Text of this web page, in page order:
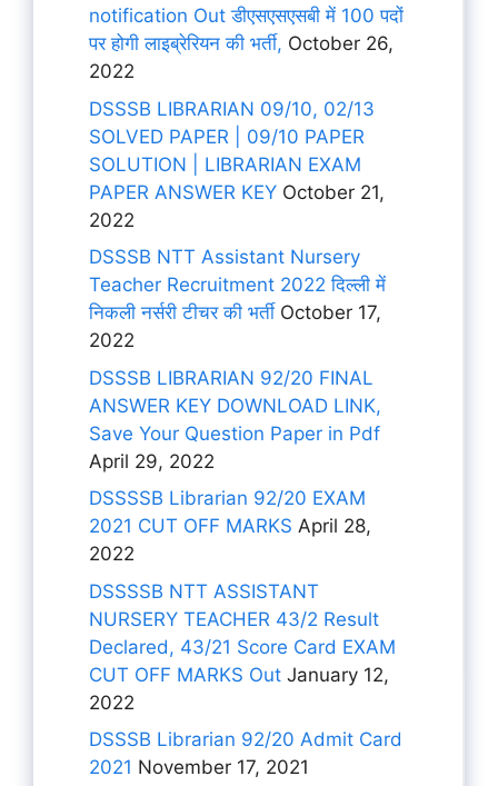
notification Out डीएसएसएसबी में 100 पदों
पर होगी लाइब्रेरियन की भर्ती, October 26,
2022
DSSSB LIBRARIAN 09/10, 02/13
SOLVED PAPER | 09/10 PAPER
SOLUTION | LIBRARIAN EXAM
PAPER ANSWER KEY October 21,
2022
DSSSB NTT Assistant Nursery
Teacher Recruitment 2022 दिल्ली में
निकली नर्सरी टीचर की भर्ती October 17,
2022
DSSSB LIBRARIAN 92/20 FINAL
ANSWER KEY DOWNLOAD LINK,
Save Your Question Paper in Pdf
April 29, 2022
DSSSSB Librarian 92/20 EXAM
2021 CUT OFF MARKS April 28,
2022
DSSSSB NTT ASSISTANT
NURSERY TEACHER 43/2 Result
Declared, 43/21 Score Card EXAM
CUT OFF MARKS Out January 12,
2022
DSSSB Librarian 92/20 Admit Card
2021 November 17, 2021